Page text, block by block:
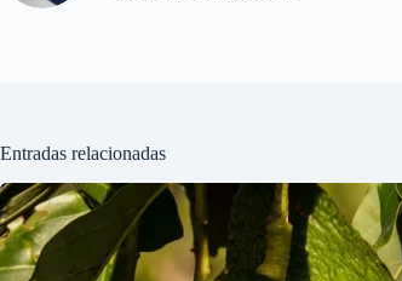
Entradas relacionadas